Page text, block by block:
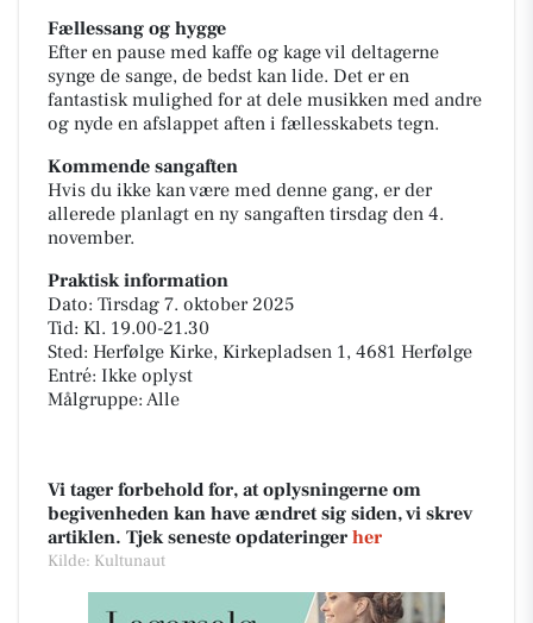
Fællessang og hygge
Efter en pause med kaffe og kage vil deltagerne
synge de sange, de bedst kan lide. Det er en
fantastisk mulighed for at dele musikken med andre
og nyde en afslappet aften i fællesskabets tegn.
Kommende sangaften
Hvis du ikke kan være med denne gang, er der
allerede planlagt en ny sangaften tirsdag den 4.
november.
Praktisk information
Dato: Tirsdag 7. oktober 2025
Tid: Kl. 19.00-21.30
Sted: Herfølge Kirke, Kirkepladsen 1, 4681 Herfølge
Entré: Ikke oplyst
Målgruppe: Alle
Vi tager forbehold for, at oplysningerne om
begivenheden kan have ændret sig siden, vi skrev
artiklen. Tjek seneste opdateringer her
Kilde: Kultunaut